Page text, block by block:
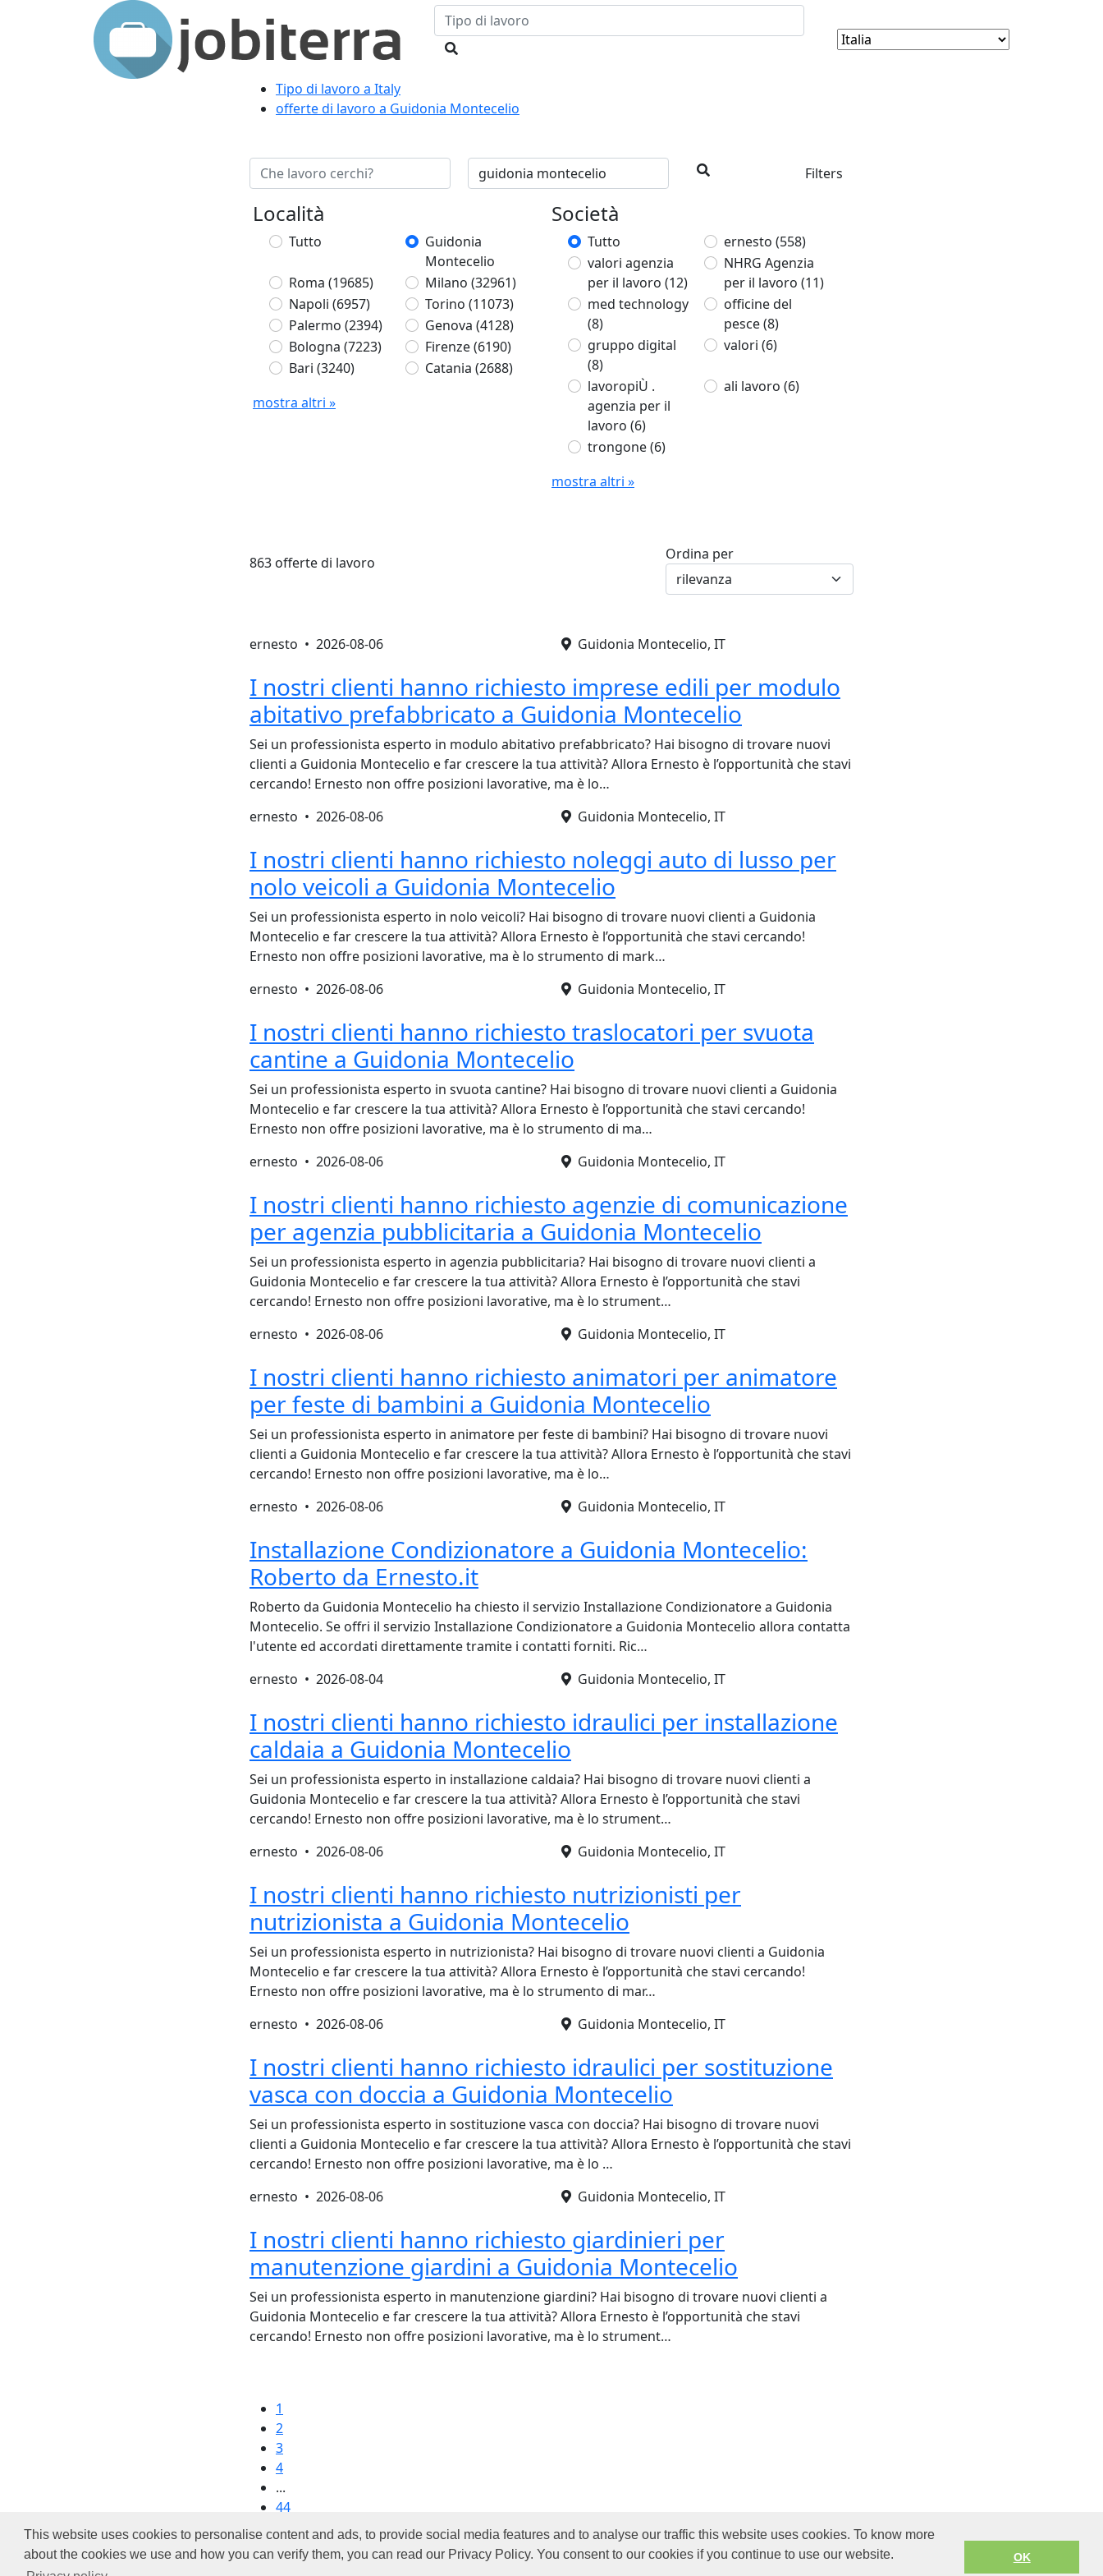
This website uses cookies to personalise content and ads, to provide social media features and to analyse our traffic this website uses cookies. To know more
about the cookies we use and how you can verify them, you can read our Privacy Policy. You consent to our cookies if you continue to use our website.
OK
Tipo di lavoro a Italy
offerte di lavoro a Guidonia Montecelio
Filters
Località
Tutto
Guidonia
Montecelio
Roma (19685) Milano (32961)
Napoli (6957) Torino (11073)
Palermo (2394) Genova (4128)
Bologna (7223) Firenze(6190)
Bari (3240) Catania (2688)
mostra altri »
Società
Tutto ernesto (558)
valori agenzia
per il lavoro (12)
NHRG Agenzia
per il lavoro (11)
med technology
(8)
officine del
pesce(8)
gruppo digital
(8)
valori (6)
lavoropiÙ .
agenzia per il
lavoro (6)
ali lavoro (6)
trongone(6)
mostra altri »
863 offerte di lavoro Ordina per
ernesto • 2026-08-06 Guidonia Montecelio, IT
I nostri clienti hanno richiesto imprese edili per modulo
abitativo prefabbricato a Guidonia Montecelio
Sei un professionista esperto in modulo abitativo prefabbricato? Hai bisogno di trovare nuovi
clienti a Guidonia Montecelio e far crescere la tua attività? Allora Ernesto è l’opportunità che stavi
cercando! Ernesto non offre posizioni lavorative, ma è lo…
ernesto • 2026-08-06 Guidonia Montecelio, IT
I nostri clienti hanno richiesto noleggi auto di lusso per
nolo veicoli a Guidonia Montecelio
Sei un professionista esperto in nolo veicoli? Hai bisogno di trovare nuovi clienti a Guidonia
Montecelio e far crescere la tua attività? Allora Ernesto è l’opportunità che stavi cercando!
Ernesto non offre posizioni lavorative, ma è lo strumento di mark…
ernesto • 2026-08-06 Guidonia Montecelio, IT
I nostri clienti hanno richiesto traslocatori per svuota
cantine a Guidonia Montecelio
Sei un professionista esperto in svuota cantine? Hai bisogno di trovare nuovi clienti a Guidonia
Montecelio e far crescere la tua attività? Allora Ernesto è l’opportunità che stavi cercando!
Ernesto non offre posizioni lavorative, ma è lo strumento di ma…
ernesto • 2026-08-06 Guidonia Montecelio, IT
I nostri clienti hanno richiesto agenzie di comunicazione
per agenzia pubblicitaria a Guidonia Montecelio
Sei un professionista esperto in agenzia pubblicitaria? Hai bisogno di trovare nuovi clienti a
Guidonia Montecelio e far crescere la tua attività? Allora Ernesto è l’opportunità che stavi
cercando! Ernesto non offre posizioni lavorative, ma è lo strument…
ernesto • 2026-08-06 Guidonia Montecelio, IT
I nostri clienti hanno richiesto animatori per animatore
per feste di bambini a Guidonia Montecelio
Sei un professionista esperto in animatore per feste di bambini? Hai bisogno di trovare nuovi
clienti a Guidonia Montecelio e far crescere la tua attività? Allora Ernesto è l’opportunità che stavi
cercando! Ernesto non offre posizioni lavorative, ma è lo…
ernesto • 2026-08-06 Guidonia Montecelio, IT
Installazione Condizionatore a Guidonia Montecelio:
Roberto da Ernesto.it
Roberto da Guidonia Montecelio ha chiesto il servizio Installazione Condizionatore a Guidonia
Montecelio. Se offri il servizio Installazione Condizionatore a Guidonia Montecelio allora contatta
l'utente ed accordati direttamente tramite i contatti forniti. Ric…
ernesto • 2026-08-04 Guidonia Montecelio, IT
I nostri clienti hanno richiesto idraulici per installazione
caldaia a Guidonia Montecelio
Sei un professionista esperto in installazione caldaia? Hai bisogno di trovare nuovi clienti a
Guidonia Montecelio e far crescere la tua attività? Allora Ernesto è l’opportunità che stavi
cercando! Ernesto non offre posizioni lavorative, ma è lo strument…
ernesto • 2026-08-06 Guidonia Montecelio, IT
I nostri clienti hanno richiesto nutrizionisti per
nutrizionista a Guidonia Montecelio
Sei un professionista esperto in nutrizionista? Hai bisogno di trovare nuovi clienti a Guidonia
Montecelio e far crescere la tua attività? Allora Ernesto è l’opportunità che stavi cercando!
Ernesto non offre posizioni lavorative, ma è lo strumento di mar…
ernesto • 2026-08-06 Guidonia Montecelio, IT
I nostri clienti hanno richiesto idraulici per sostituzione
vasca con doccia a Guidonia Montecelio
Sei un professionista esperto in sostituzione vasca con doccia? Hai bisogno di trovare nuovi
clienti a Guidonia Montecelio e far crescere la tua attività? Allora Ernesto è l’opportunità che stavi
cercando! Ernesto non offre posizioni lavorative, ma è lo …
ernesto • 2026-08-06 Guidonia Montecelio, IT
I nostri clienti hanno richiesto giardinieri per
manutenzione giardini a Guidonia Montecelio
Sei un professionista esperto in manutenzione giardini? Hai bisogno di trovare nuovi clienti a
Guidonia Montecelio e far crescere la tua attività? Allora Ernesto è l’opportunità che stavi
cercando! Ernesto non offre posizioni lavorative, ma è lo strument…
1
2
3
4
...
44
Contact
Su di noi
Termini di Servizio
© 2026 by Jobiterra.com. All